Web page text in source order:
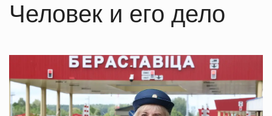
Человек и его дело